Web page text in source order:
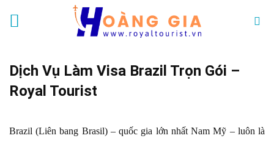
Dịch Vụ Làm Visa Brazil Trọn Gói –
Royal Tourist
Brazil (Liên bang Brasil) – quốc gia lớn nhất Nam Mỹ – luôn là